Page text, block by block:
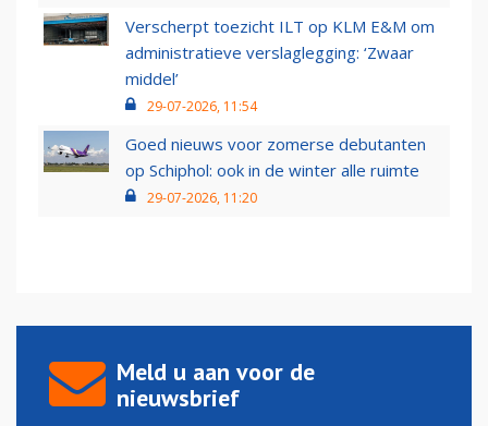
Verscherpt toezicht ILT op KLM E&M om
administratieve verslaglegging: ‘Zwaar
middel’
29-07-2026, 11:54
Goed nieuws voor zomerse debutanten
op Schiphol: ook in de winter alle ruimte
29-07-2026, 11:20
Meld u aan voor de
nieuwsbrief